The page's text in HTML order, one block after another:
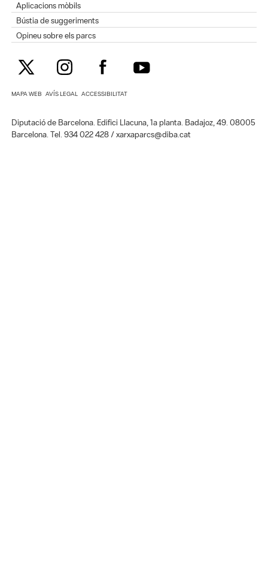
Aplicacions mòbils
Bústia de suggeriments
Opineu sobre els parcs
MAPA WEB AVÍS LEGAL ACCESSIBILITAT
Diputació de Barcelona. Edifici Llacuna, 1a planta. Badajoz, 49. 08005
Barcelona. Tel. 934 022 428 / xarxaparcs@diba.cat